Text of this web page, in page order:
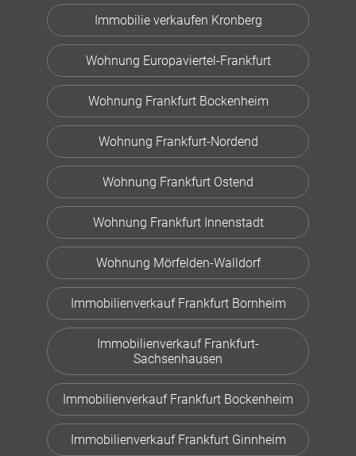
Immobilie verkaufen Kronberg
Wohnung Europaviertel-Frankfurt
Wohnung Frankfurt Bockenheim
Wohnung Frankfurt-Nordend
Wohnung Frankfurt Ostend
Wohnung Frankfurt Innenstadt
Wohnung Mörfelden-Walldorf
Immobilienverkauf Frankfurt Bornheim
Immobilienverkauf Frankfurt-
Sachsenhausen
Immobilienverkauf Frankfurt Bockenheim
Immobilienverkauf Frankfurt Ginnheim